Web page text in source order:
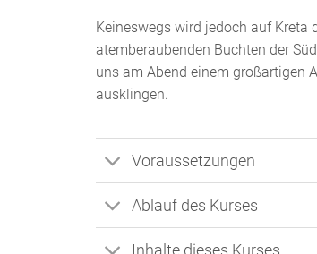
Keineswegs wird jedoch auf
atemberaubenden Buchten der
uns am Abend einem großartigen
ausklingen.
Voraussetzungen
Ablauf des Kurses